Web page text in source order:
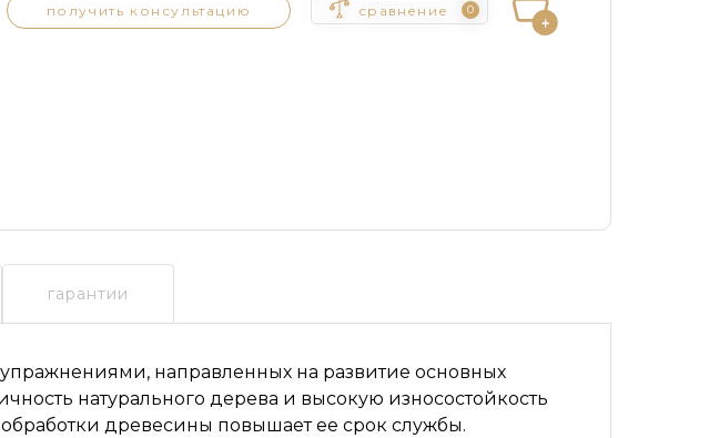
получить консультацию сравнение 0
гарантии
направленных на развитие основных
натурального дерева и высокую износостойкость
древесины повышает ее срок службы.